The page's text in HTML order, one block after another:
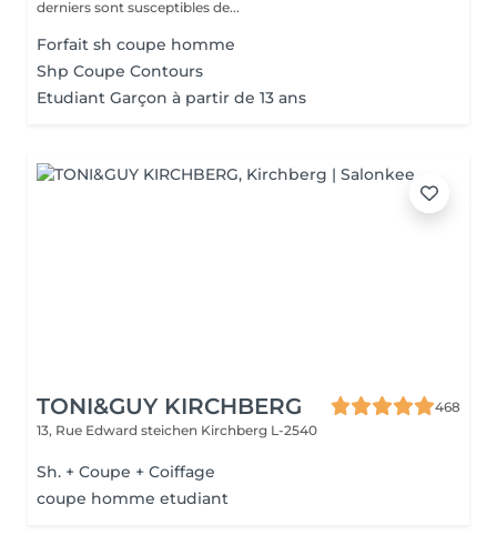
derniers sont susceptibles de...
Forfait sh coupe homme
Shp Coupe Contours
Etudiant Garçon à partir de 13 ans
TONI&GUY KIRCHBERG
468
13, Rue Edward steichen Kirchberg L-2540
Sh. + Coupe + Coiffage
coupe homme etudiant